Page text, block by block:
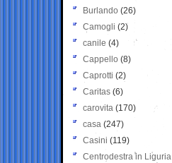
Burlando (26)
Camogli (2)
canile (4)
Cappello (8)
Caprotti (2)
Caritas (6)
carovita (170)
casa (247)
Casini (119)
Centrodestra in Liguria